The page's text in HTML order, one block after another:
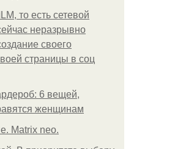
то есть сетевой
неразрывно
своего
страницы в соц
6 вещей,
женщинам
Matrix neo.